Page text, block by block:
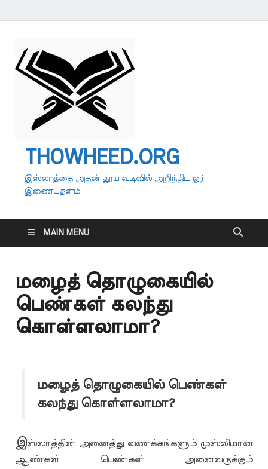
THOWHEED.ORG
இஸ்லாத்தை அதன் தூய வடிவில் அறிந்திட ஓர்
இணையதளம்
MAIN MENU
மழைத் தொழுகையில்
பெண்கள் கலந்து
கொள்ளலாமா?
மழைத் தொழுகையில் பெண்கள்
கலந்து கொள்ளலாமா?
இஸ்லாத்தின் அனைத்து வணக்கங்களும் முஸ்லிமான
ஆண்கள் பெண்கள் அனைவருக்கும்